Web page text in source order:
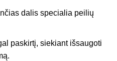
dalis specialia peilių
paskirtį, siekiant išsaugoti